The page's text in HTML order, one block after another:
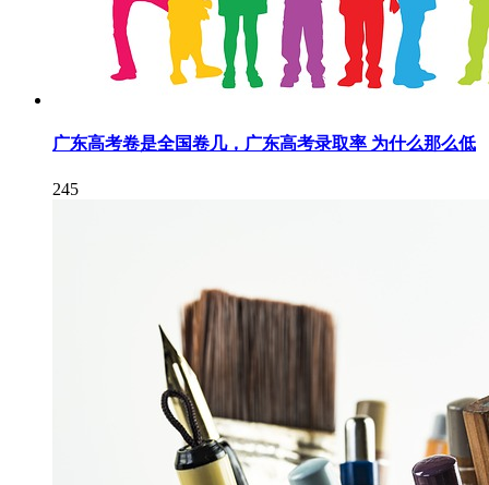
广东高考卷是全国卷几，广东高考录取率 为什么那么低
245